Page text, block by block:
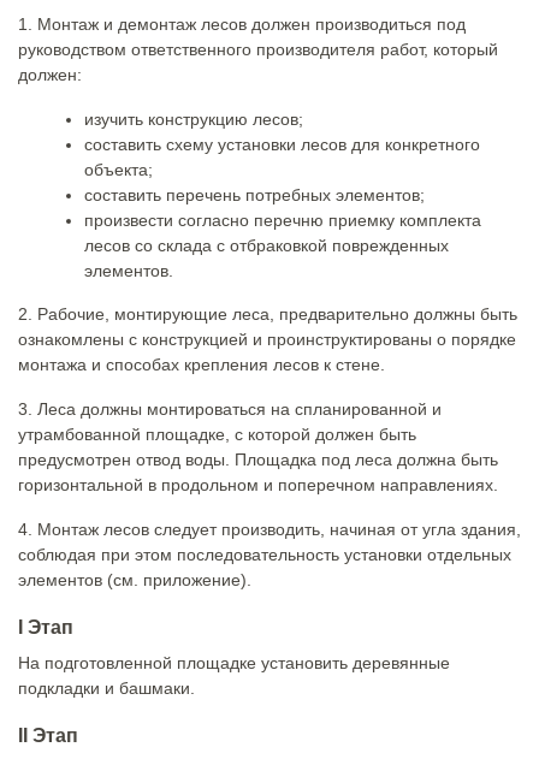
1. Монтаж и демонтаж лесов должен производиться под
руководством ответственного производителя работ, который
должен:
изучить конструкцию лесов;
составить схему установки лесов для конкретного
объекта;
составить перечень потребных элементов;
произвести согласно перечню приемку комплекта
лесов со склада с отбраковкой поврежденных
элементов.
2. Рабочие, монтирующие леса, предварительно должны быть
ознакомлены с конструкцией и проинструктированы о порядке
монтажа и способах крепления лесов к стене.
3. Леса должны монтироваться на спланированной и
утрамбованной площадке, с которой должен быть
предусмотрен отвод воды. Площадка под леса должна быть
горизонтальной в продольном и поперечном направлениях.
4. Монтаж лесов следует производить, начиная от угла здания,
соблюдая при этом последовательность установки отдельных
элементов (см. приложение).
I Этап
На подготовленной площадке установить деревянные
подкладки и башмаки.
II Этап